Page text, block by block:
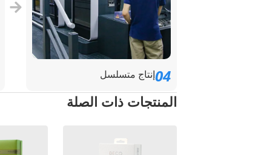
04 إنتاج متسلسل
المنتجات ذات الصلة